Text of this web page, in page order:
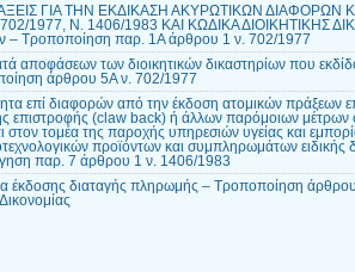
ΓΙΑ ΤΗΝ ΕΚΔΙΚΑΣΗ ΑΚΥΡΩΤΙΚΩΝ ΔΙΑΦΟΡΩΝ
1977, Ν. 1406/1983 ΚΑΙ ΚΩΔΙΚΑ ΔΙΟΙΚΗΤΙΚΗΣ
– Τροποποίηση παρ. 1Α άρθρου 1 ν. 702/1977
αποφάσεων των διοικητικών δικαστηρίων που
άρθρου 5Α ν. 702/1977
επί διαφορών από την έκδοση ατομικών πράξεων
επιστροφής (claw back) ή άλλων παρόμοιων μέτρων
στον τομέα της παροχής υπηρεσιών υγείας και
προϊόντων και συμπληρωμάτων
παρ. 7 άρθρου 1 ν. 1406/1983
έκδοσης διαταγής πληρωμής – Τροποποίηση